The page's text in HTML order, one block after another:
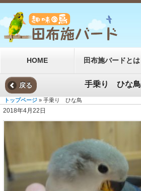
HOME 田布施バードとは
戻る 手乗り ひな鳥
トップページ » 手乗り ひな鳥
2018年4月22日